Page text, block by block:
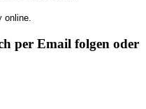
per Email folgen oder